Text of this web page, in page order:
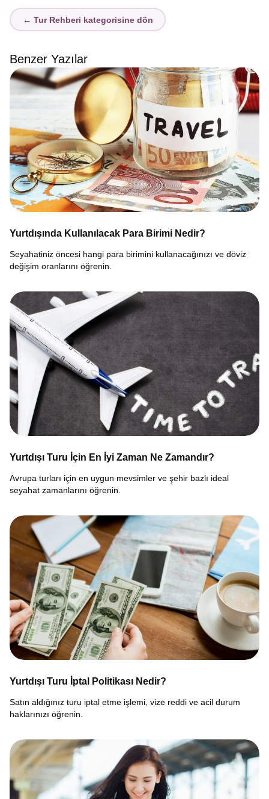
← Tur Rehberi kategorisine dön
Benzer Yazılar
Yurtdışında Kullanılacak Para Birimi Nedir?
Seyahatiniz öncesi hangi para birimini kullanacağınızı ve döviz
değişim oranlarını öğrenin.
Yurtdışı Turu İçin En İyi Zaman Ne Zamandır?
Avrupa turları için en uygun mevsimler ve şehir bazlı ideal
seyahat zamanlarını öğrenin.
Yurtdışı Turu İptal Politikası Nedir?
Satın aldığınız turu iptal etme işlemi, vize reddi ve acil durum
haklarınızı öğrenin.